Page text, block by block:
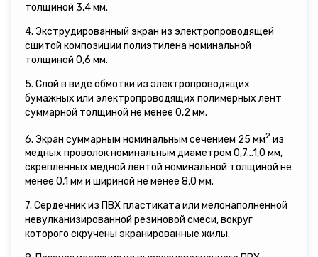
толщиной 3,4 мм.
4. Экструдированный экран из электропроводящей
сшитой композиции полиэтилена номинальной
толщиной 0,6 мм.
5. Слой в виде обмотки из электропроводящих
бумажных или электропроводящих полимерных лент
суммарной толщиной не менее 0,2 мм.
6. Экран суммарным номинальным сечением 25 мм2 из
медных проволок номинальным диаметром 0,7...1,0 мм,
скреплённых медной лентой номинальной толщиной не
менее 0,1 мм и шириной не менее 8,0 мм.
7. Сердечник из ПВХ пластиката или мелонаполненной
невулканизированной резиновой смеси, вокруг
которого скручены экранированные жилы.